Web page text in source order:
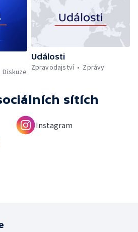
Diskuze
Události
Zpravodajství
Zprávy
sítích
Instagram